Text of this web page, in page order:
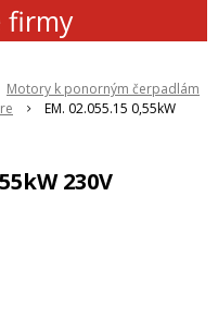
firmy
Motory k ponorným čerpadlám
EM. 02.055.15 0,55kW
230V